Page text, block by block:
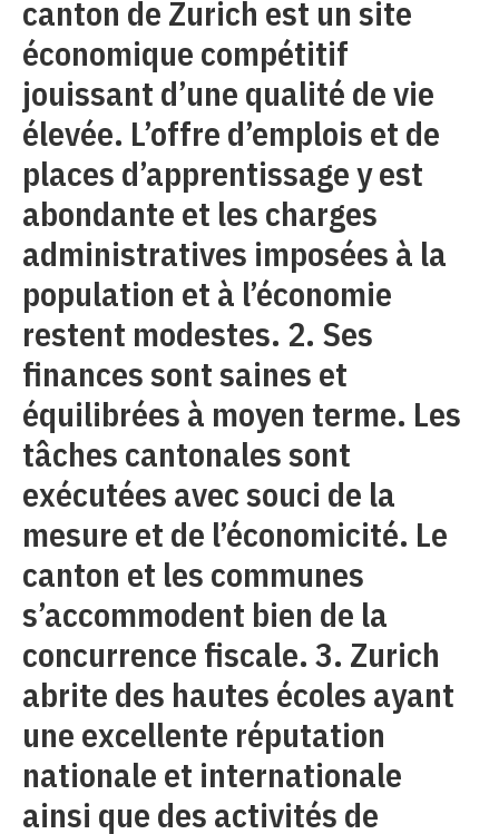
canton de Zurich est un site
économique compétitif
jouissant d’une qualité de vie
élevée. L’offre d’emplois et de
places d’apprentissage y est
abondante et les charges
administratives imposées à la
population et à l’économie
restent modestes. 2. Ses
finances sont saines et
équilibrées à moyen terme. Les
tâches cantonales sont
exécutées avec souci de la
mesure et de l’économicité. Le
canton et les communes
s’accommodent bien de la
concurrence fiscale. 3. Zurich
abrite des hautes écoles ayant
une excellente réputation
nationale et internationale
ainsi que des activités de